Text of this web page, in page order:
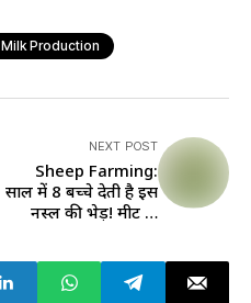
Milk Production
NEXT POST
Sheep Farming:
साल में 8 बच्चे देती है इस
नस्ल की भेड़! मीट के